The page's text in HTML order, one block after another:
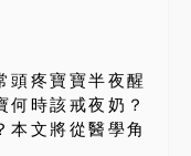
頭疼寶寶半夜醒
何時該戒夜奶？
本文將從醫學角